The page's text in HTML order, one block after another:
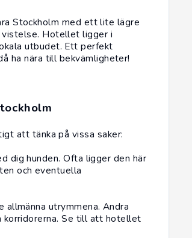
Stockholm med ett lite lägre
vistelse. Hotellet ligger i
utbudet. Ett perfekt
ha nära till bekvämligheter!
att tänka på vissa saker:
dig hunden. Ofta ligger den här
och eventuella
utrymmena. Andra
korridorerna. Se till att hotellet